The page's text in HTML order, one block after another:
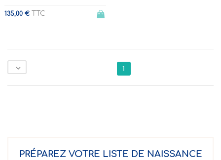
135,00 € TTC
 1
PRÉPAREZ VOTRE LISTE DE NAISSANCE